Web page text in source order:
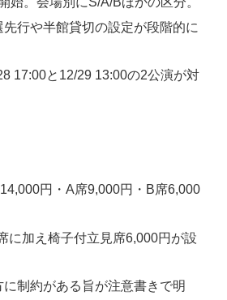
行や半館貸切の設定が段階的に
17:00と12/29 13:00の2公演が対
円・A席9,000円・B席6,000
に加え椅子付立見席6,000円が設
制約がある旨が注意書きで明